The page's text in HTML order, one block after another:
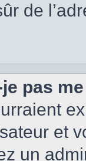
de
pas
et
un